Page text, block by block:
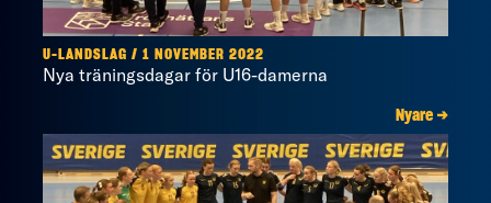
U-LANDSLAG / 1 NOVEMBER 2022
Nya träningsdagar för U16-damerna
Nyare →